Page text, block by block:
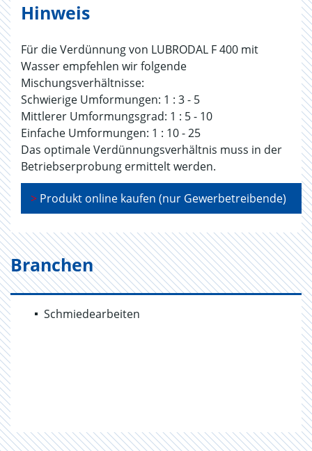
Hinweis
Für die Verdünnung von LUBRODAL F 400 mit
Wasser empfehlen wir folgende
Mischungsverhältnisse:
Schwierige Umformungen: 1 : 3 - 5
Mittlerer Umformungsgrad: 1 : 5 - 10
Einfache Umformungen: 1 : 10 - 25
Das optimale Verdünnungsverhältnis muss in der
Betriebserprobung ermittelt werden.
> Produkt online kaufen (nur Gewerbetreibende)
Branchen
Schmiedearbeiten